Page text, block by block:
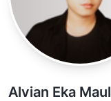
Alvian Eka